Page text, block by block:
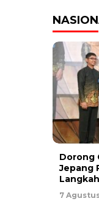
Dorong
Jepang
7